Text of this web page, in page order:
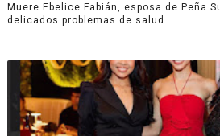
Muere Ebelice Fabián, esposa de Peña
delicados problemas de salud